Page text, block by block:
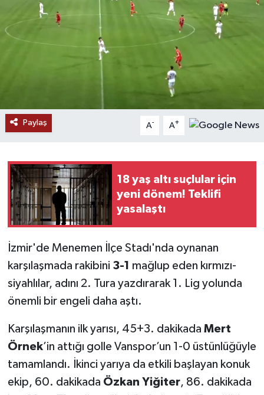
Paylaş A- A+
18 yaş altı suçlular için
yeni dönem! Teklifi
yasalaştı
İzmir'de Menemen İlçe Stadı'nda oynanan
karşılaşmada rakibini 3-1 mağlup eden kırmızı-
siyahlılar, adını 2. Tura yazdırarak 1. Lig yolunda
önemli bir engeli daha aştı.
Karşılaşmanın ilk yarısı, 45+3. dakikada Mert
Örnek’in attığı golle Vanspor’un 1-0 üstünlüğüyle
tamamlandı. İkinci yarıya da etkili başlayan konuk
ekip, 60. dakikada Özkan Yiğiter, 86. dakikada